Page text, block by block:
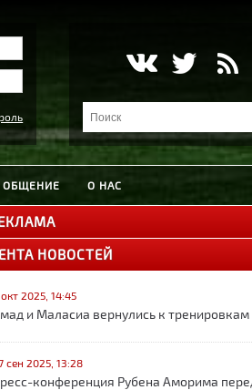
ОБЩЕНИЕ О НАС
НОВОСТЕЙ
2025, 14:45
и Маласиа вернулись к тренировкам
сен 2025, 13:28
конференция Рубена Аморима